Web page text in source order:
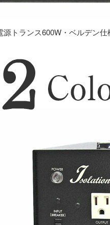
トランス600W・ベルデン仕